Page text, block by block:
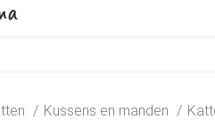
Kussens en manden